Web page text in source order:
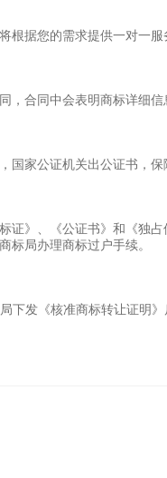
根据您的需求提供一对一
，合同中会表明商标详细
国家公证机关出公证书，
证》、《公证书》和《独
标局办理商标过户手续。
下发《核准商标转让证明